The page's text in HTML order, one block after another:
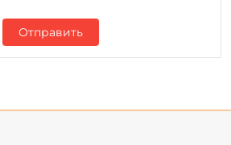
Отправить